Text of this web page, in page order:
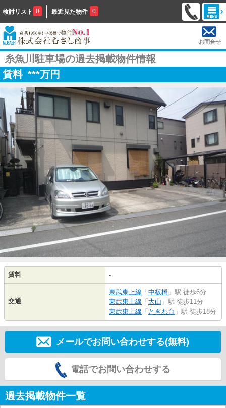
検討リスト 0 最近見た物件 0
お問合せ
糸魚川駐車場の過去掲載物件情報
賃料 ***万円
賃料 -
交通
東武東上線 「 中板橋 」駅 徒歩6分
東武東上線 「 大山 」駅 徒歩11分
東武東上線 「 ときわ台 」駅 徒歩18分
メールでお問い合わせする(無料)
電話でお問い合わせする
過去掲載物件一覧